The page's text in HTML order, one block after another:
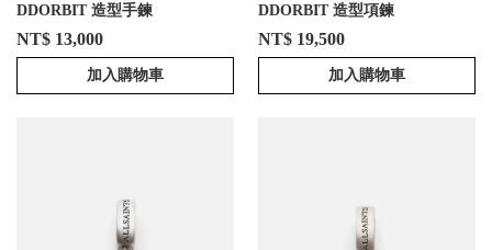
DDORBIT 造型手鍊
NT$ 13,000
加入購物車
DDORBIT 造型項鍊
NT$ 19,500
加入購物車